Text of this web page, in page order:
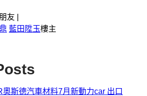
友 |
藍田陞玉樓主
奧斯德汽車材料7月新動力car 出口